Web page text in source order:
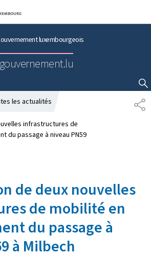
au menu principal
Aller au contenu
luxembourgeois
gouvernement.lu
AFFICHER / MASQUER LA RECHERCHE
P
A
les actualités
infrastructures de
du passage à niveau PN59
de deux nouvelles
de mobilité en
du passage à
à Milbech